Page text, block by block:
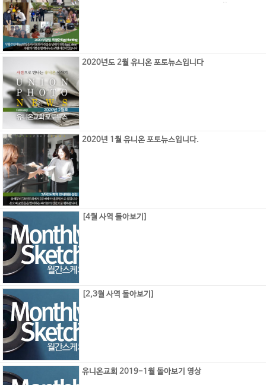
2020년도 2월 유니온 포토뉴스입니다
2020년 1월 유니온 포토뉴스입니다.
[4월 사역 돌아보기]
[2,3월 사역 돌아보기]
유니온교회 2019-1월 돌아보기 영상